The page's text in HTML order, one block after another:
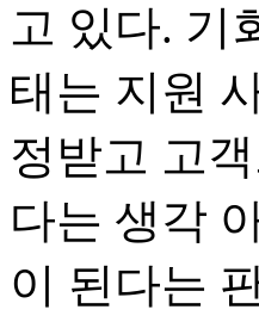
고 있다. 기
태는 지원
정받고 고
다는 생각
이 된다는